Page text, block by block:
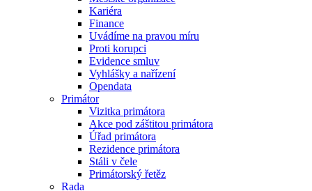
Kariéra
Finance
Uvádíme na pravou míru
Proti korupci
Evidence smluv
Vyhlášky a nařízení
Opendata
Primátor
Vizitka primátora
Akce pod záštitou primátora
Úřad primátora
Rezidence primátora
Stáli v čele
Primátorský řetěz
Rada